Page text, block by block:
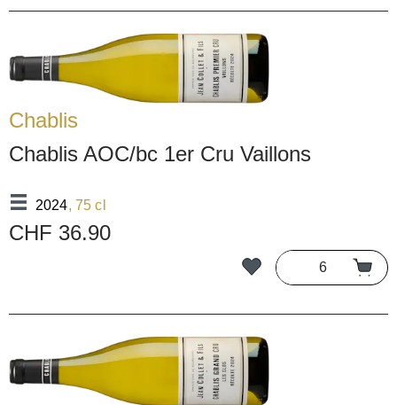
Chablis
Chablis AOC/bc 1er Cru Vaillons
2024, 75 cl
CHF 36.90